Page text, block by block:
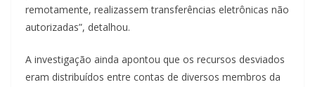
remotamente, realizassem transferências eletrônicas não
autorizadas”, detalhou.
A investigação ainda apontou que os recursos desviados
eram distribuídos entre contas de diversos membros da